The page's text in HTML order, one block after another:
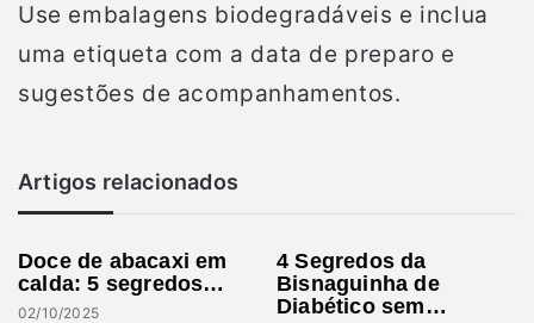
Use embalagens biodegradáveis e inclua
uma etiqueta com a data de preparo e
sugestões de acompanhamentos.
Artigos relacionados
Doce de abacaxi em
calda: 5 segredos…
02/10/2025
4 Segredos da
Bisnaguinha de
Diabético sem…